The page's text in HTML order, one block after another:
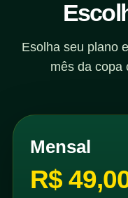
Esolha seu plano
mês da copa
Mensal
R$